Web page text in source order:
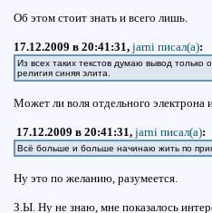
Об этом стоит знать и всего лишь.
17.12.2009 в 20:41:31, jarni писал(a):
Из всех таких текстов думаю вывод только
религия синяя элита.
Может ли воля отдельного электрона
17.12.2009 в 20:41:31, jarni писал(a):
Всё больше и больше начинаю жить по
Ну это по желанию, разумеется.
З.Ы. Ну не знаю, мне показалось